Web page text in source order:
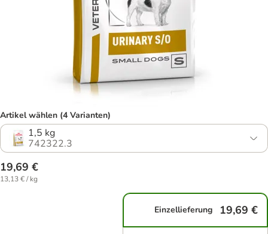
Artikel wählen (4 Varianten)
1,5 kg
742322.3
19,69 €
13,13 € / kg
Einzellieferung 19,69 €